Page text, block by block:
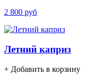
2 800 руб
Летний каприз
+ Добавить в корзину